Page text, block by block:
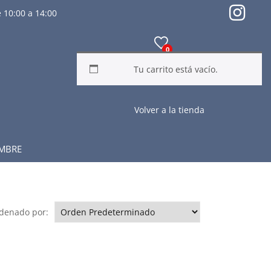
a 14:00
0
Tu carrito está vacío.
Volver a la tienda
por: